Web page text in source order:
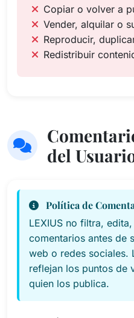
Copiar o volver a
Vender, alquilar o
Reproducir,
Redistribuir
del
Política de
LEXIUS no filtra,
comentarios antes de
web o redes sociales.
reflejan los puntos de
quien los publica.